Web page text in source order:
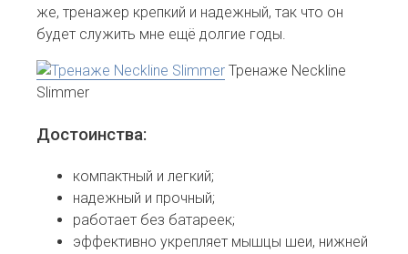
же, тренажер крепкий и надежный, так что он
будет служить мне ещё долгие годы.
Тренаже Neckline
Slimmer
Достоинства:
компактный и легкий;
надежный и прочный;
работает без батареек;
эффективно укрепляет мышцы шеи, нижней